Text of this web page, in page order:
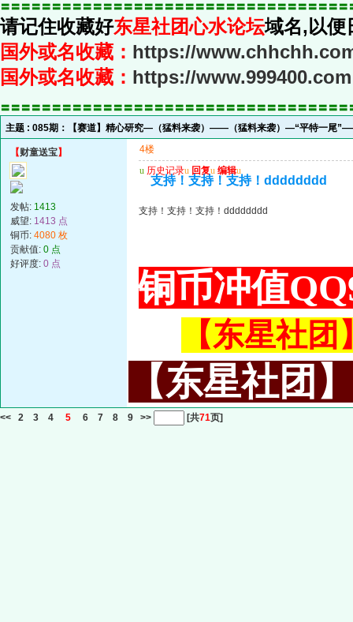
〓〓〓〓〓〓〓〓〓〓〓〓〓〓〓〓〓〓〓〓〓〓〓〓〓〓〓〓〓〓〓〓〓〓
请记住收藏好东星社团心水论坛域名,以便
国外或名收藏： https://
国外或名收藏： https://www.999400.com
〓〓〓〓〓〓〓〓〓〓〓〓〓〓〓〓〓〓〓〓〓〓〓〓〓〓〓〓〓〓〓〓〓〓
主题 : 085期：【赛道】精心研究—（猛料来袭）——（猛料来袭）—“平特一尾
【财童送宝】
发帖: 1413
威望: 1413 点
铜币: 4080 枚
贡献值: 0 点
好评度: 0 点
4楼
u 历史记录u 回复u 编辑u
支持！支持！支持！dddddddd
支持！支持！支持！dddddddd
铜币冲值
【东星社
【东星社团
<< 2 3 4 5 6 7 8 9 >> [共71页]